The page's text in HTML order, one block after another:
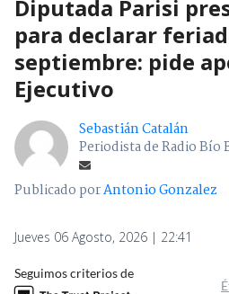
Diputada Parisi
para declarar
septiembre: pide
Ejecutivo
Sebastián Catalán
Periodista de Radio Bío
Publicado porAntonio Gonzalez
Jueves 06 Agosto, 2026 | 22:41
Seguimos criterios de